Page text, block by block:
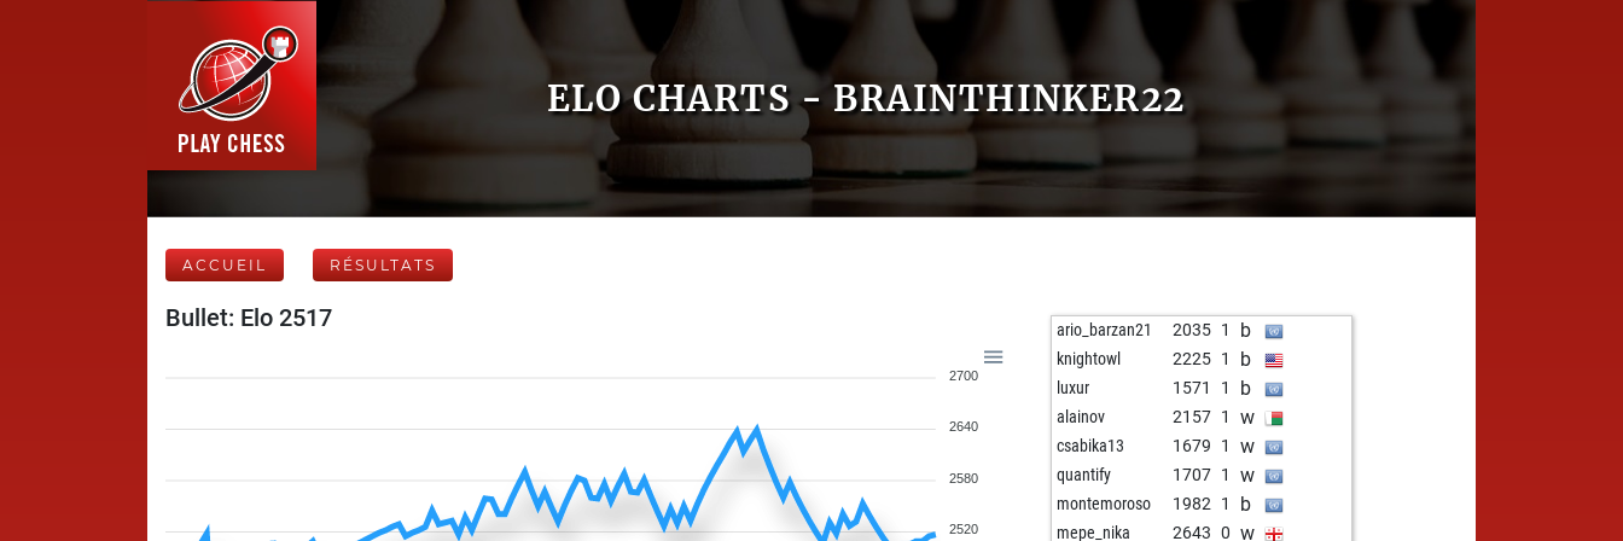
ELO CHARTS - BRAINTHINKER22
ACCUEIL RÉSULTATS
Bullet: Elo 2517
2700
2640
2580
2520
ario_barzan21 2035 1 b
knightowl 2225 1 b
luxur 1571 1 b
alainov 2157 1 w
csabika13 1679 1 w
quantify 1707 1 w
montemoroso 1982 1 b
mepe_nika 2643 0 w